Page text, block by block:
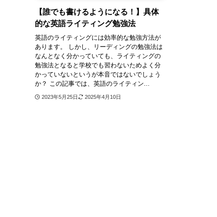
【誰でも書けるようになる！】具体
的な英語ライティング勉強法
英語のライティングには効率的な勉強方法が
あります。 しかし、リーディングの勉強法は
なんとなく分かっていても、ライティングの
勉強法となると学校でも習わないためよく分
かっていないというが本音ではないでしょう
か？ この記事では、英語のライティン...
2023年5月25日 2025年4月10日